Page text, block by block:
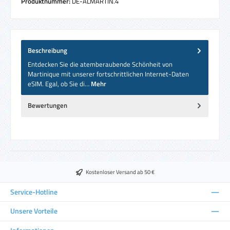
Beschreibung
Entdecken Sie die atemberaubende Schönheit von
Martinique mit unserer fortschrittlichen Internet-Daten
eSIM. Egal, ob Sie di… Mehr
Bewertungen
Kostenloser Versand ab 50 €
Service-Hotline
Unsere Vorteile